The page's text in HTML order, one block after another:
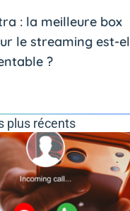
: la meilleure box
le streaming est-
?
plus récents